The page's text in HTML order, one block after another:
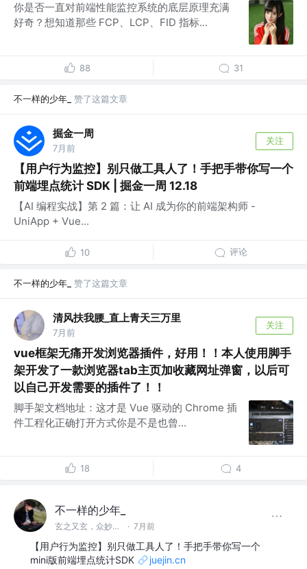
你是否一直对前端性能监控系统的底层原理充满
好奇？想知道那些 FCP、LCP、FID 指标...
88 31
不一样的少年_ 赞了这篇文章
掘金一周
7月前
关注
【用户行为监控】别只做工具人了！手把手带你写一个
前端埋点统计 SDK | 掘金一周 12.18
【AI 编程实战】第 2 篇：让 AI 成为你的前端架构师 -
UniApp + Vue...
10 评论
不一样的少年_ 赞了这篇文章
清风扶我腰_直上青天三万里
7月前
关注
vue框架无痛开发浏览器插件，好用！！本人使用脚手
架开发了一款浏览器tab主页加收藏网址弹窗，以后可
以自己开发需要的插件了！！
脚手架文档地址：这才是 Vue 驱动的 Chrome 插
件工程化正确打开方式你是不是也曾...
18 4
不一样的少年_
玄之又玄，众妙之门 · 7月前
【用户行为监控】别只做工具人了！手把手带你写一个
mini版前端埋点统计SDK
juejin.cn